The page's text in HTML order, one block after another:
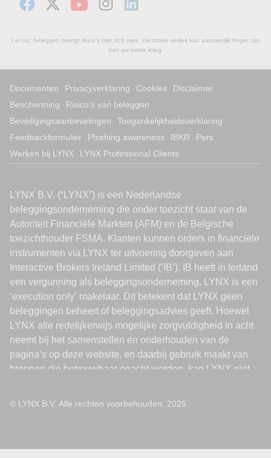
Let op: beleggen brengt risico's met zich mee. Uw totale verlies kan aanzienlijk hoger zijn
dan uw totale inleg.
Documenten Privacyverklaring Cookies
Disclaimer
Bescherming
Risico’s van beleggen
Beveiligingsaanbevelingen
Toegankelijkheidsverklaring
Feedbackformulier
Phishing awareness IBKR
Pers
Werken bij LYNX
LYNX Professional Clients
© LYNX B.V. Alle rechten voorbehouden. 2026.